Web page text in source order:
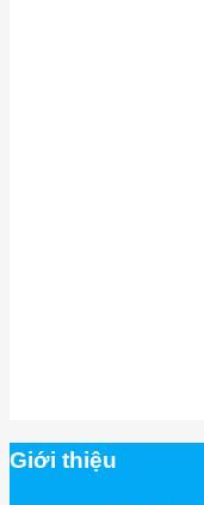
Giới thiệu